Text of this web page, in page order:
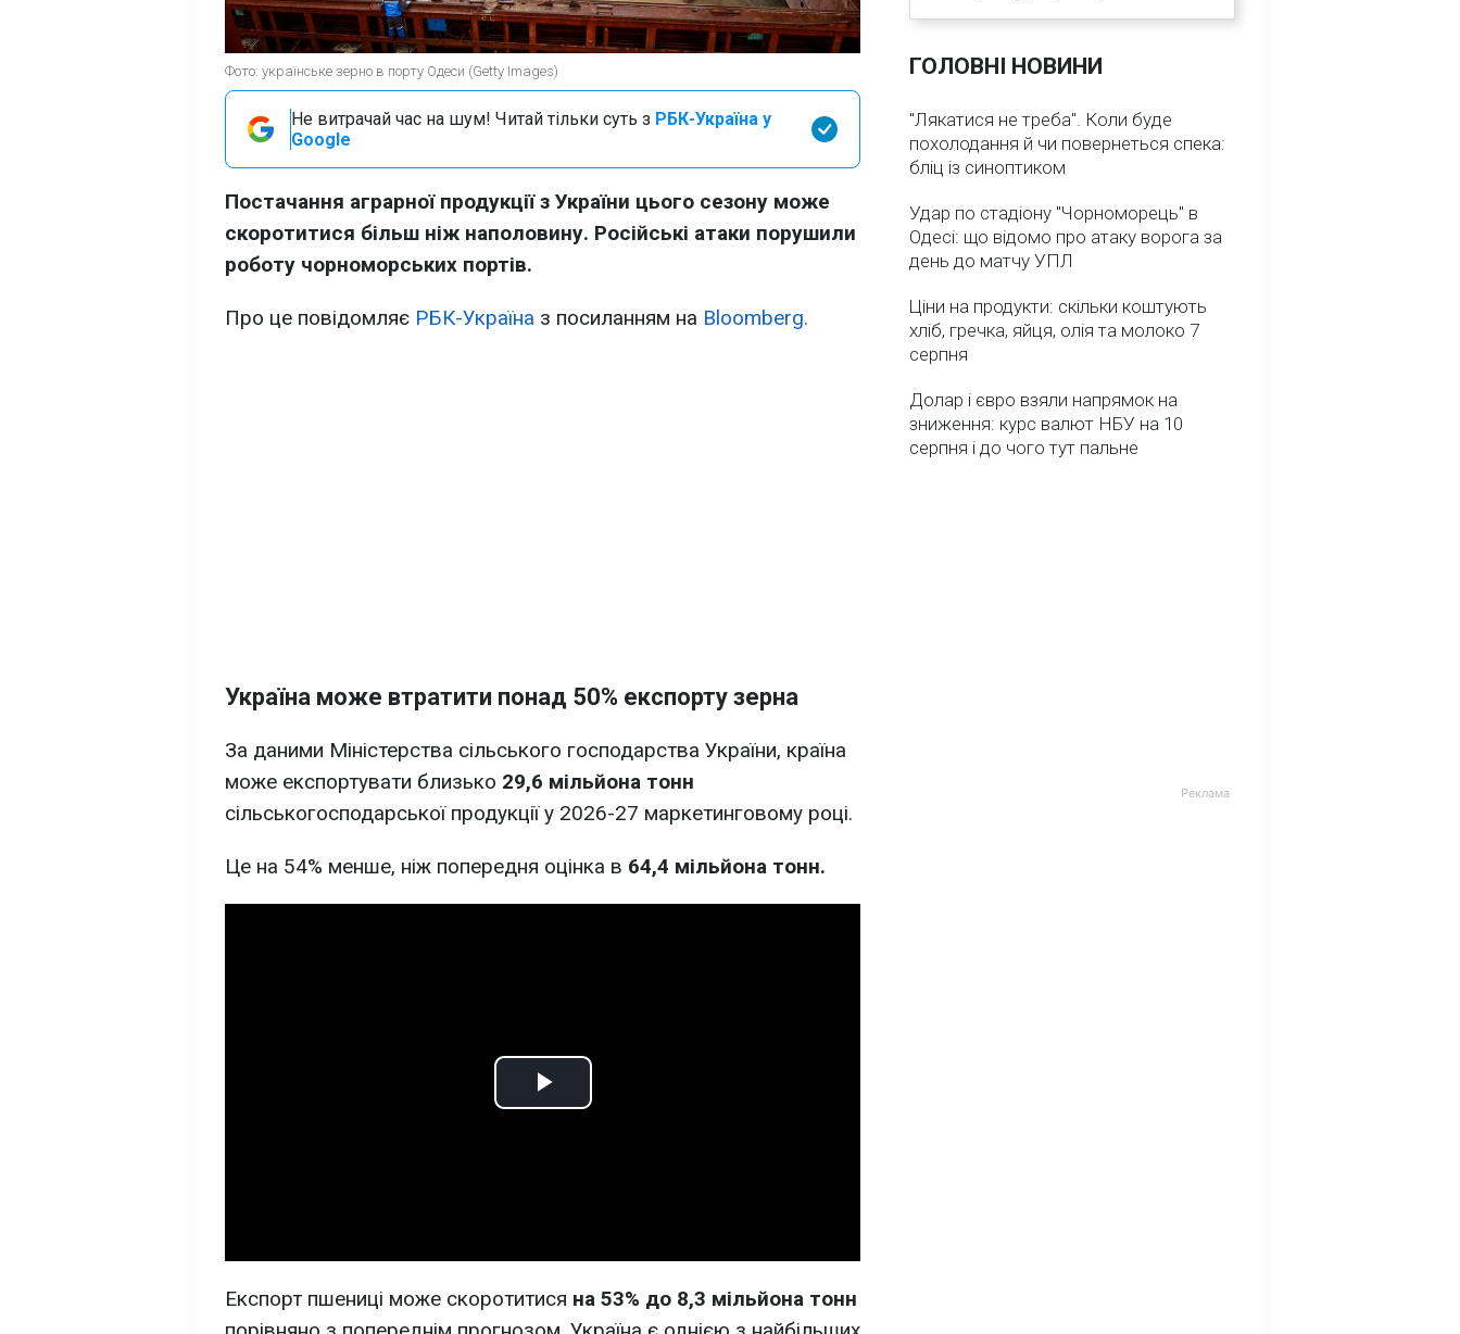
Фото: українське зерно в порту Одеси (Getty Images)
Не витрачай час на шум! Читай тільки суть з РБК-Україна у
Google
Постачання аграрної продукції з України цього сезону може
скоротитися більш ніж наполовину. Російські атаки порушили
роботу чорноморських портів.
Про це повідомляє РБК-Україна з посиланням на Bloomberg.
Україна може втратити понад 50% експорту зерна
За даними Міністерства сільського господарства України, країна
може експортувати близько 29,6 мільйона тонн
сільськогосподарської продукції у 2026-27 маркетинговому році.
Це на 54% менше, ніж попередня оцінка в 64,4 мільйона тонн.
Play
Експорт пшениці може скоротитися на 53% до 8,3 мільйона тонн
ГОЛОВНІ НОВИНИ
"Лякатися не треба". Коли буде
похолодання й чи повернеться спека:
бліц із синоптиком
Удар по стадіону "Чорноморець" в
Одесі: що відомо про атаку ворога за
день до матчу УПЛ
Ціни на продукти: скільки коштують
хліб, гречка, яйця, олія та молоко 7
серпня
Долар і євро взяли напрямок на
зниження: курс валют НБУ на 10
серпня і до чого тут пальне